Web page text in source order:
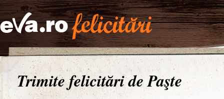
Trimite felicitări de Paşte